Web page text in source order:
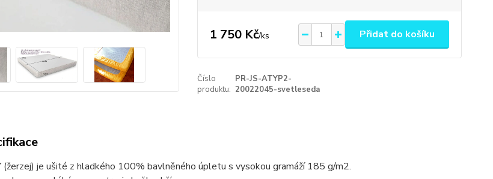
1 750 Kč/ks Přidat do košíku
Číslo
produktu:
PR-JS-ATYP2-
20022045-svetleseda
(žerzej) je ušité z hladkého 100% bavlněného úpletu s vysokou gramáží 185 g/m2.